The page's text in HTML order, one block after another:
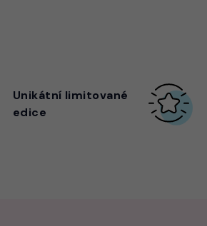
Unikátní limitované
edice